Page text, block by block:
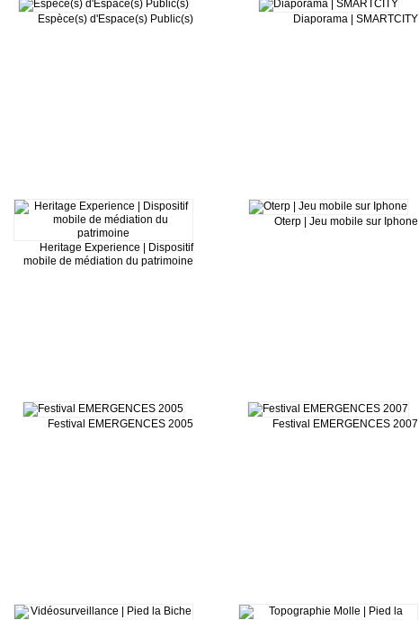
Espèce(s) d'Espace(s) Public(s)
Diaporama | SMARTCITY
Heritage Experience | Dispositif
mobile de médiation du patrimoine
Oterp | Jeu mobile sur Iphone
Festival EMERGENCES 2005
Festival EMERGENCES 2007